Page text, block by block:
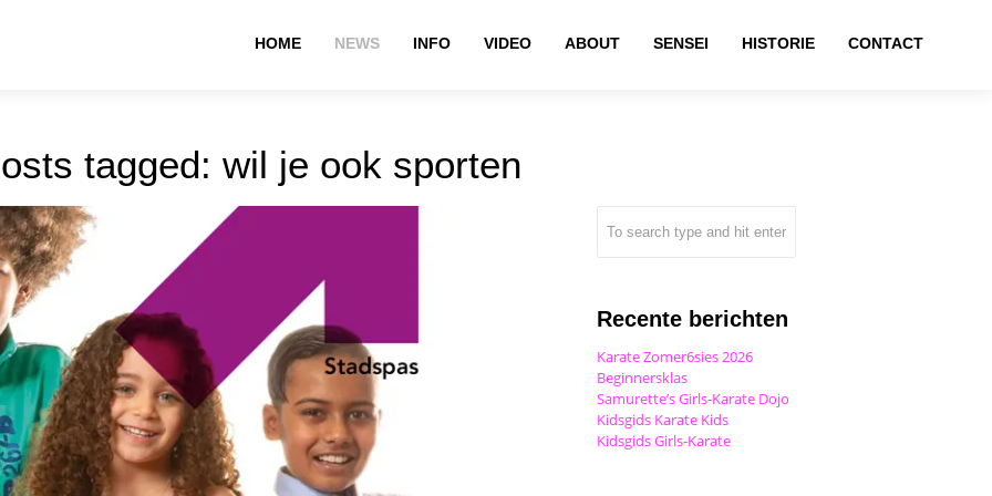
HOME NEWS INFO VIDEO ABOUT SENSEI HISTORIE CONTACT
tagged: wil je ook sporten
Recente berichten
Karate Zomer6sies 2026
Beginnersklas
Samurette’s Girls-Karate Dojo
Kidsgids Karate Kids
Kidsgids Girls-Karate